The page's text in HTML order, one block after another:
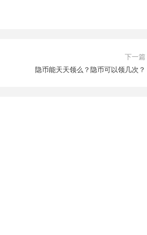
下一篇
隐币能天天领么？隐币可以领几次？